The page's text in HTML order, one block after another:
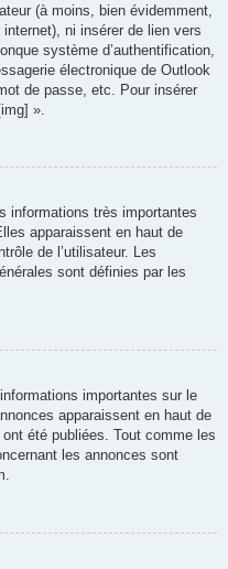
(à moins, bien évidemment,
ni insérer de lien vers
système d’authentification,
électronique de Outlook
de passe, etc. Pour insérer
».
informations très importantes
apparaissent en haut de
de l’utilisateur. Les
sont définies par les
importantes sur le
apparaissent en haut de
été publiées. Tout comme les
les annonces sont